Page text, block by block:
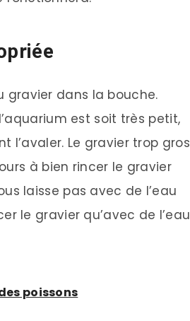
gravier dans la bouche.
est soit très petit,
l’avaler. Le gravier trop gros
à bien rincer le gravier
laisse pas avec de l’eau
le gravier qu’avec de l’eau
poissons